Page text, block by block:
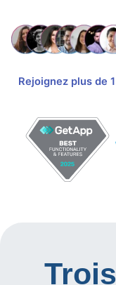
Rejoignez plus de